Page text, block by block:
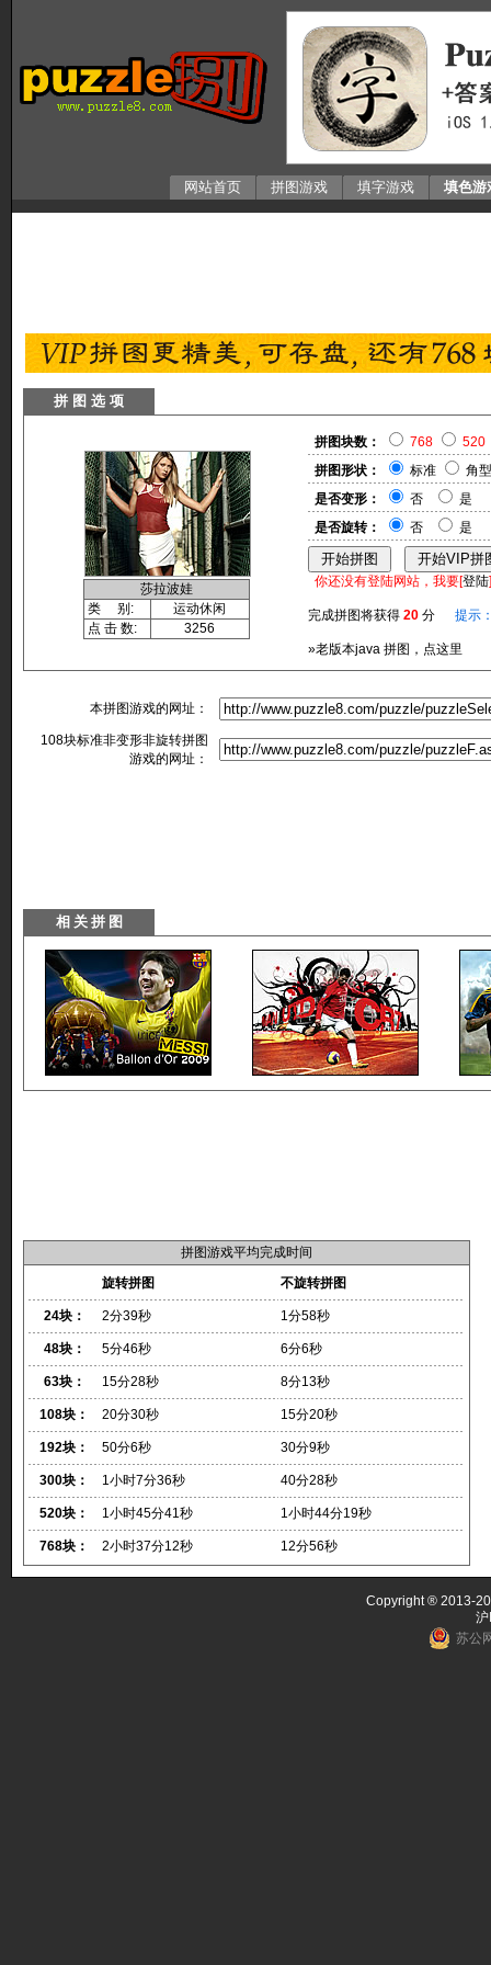
网站首页 拼图游戏 填字游戏 填色游
拼 图 选 项
莎拉波娃
类 别:
运动休闲
点 击 数:
3256
拼图块数： 768
520
拼图形状：
标准
角型
是否变形：
否
是
是否旋转：
否 是
你还没有登陆网站，我要[登陆
完成拼图将获得 20 分 提示
»老版本java 拼图，点这里
本拼图游戏的网址：
108块标准非变形非旋转拼图
游戏的网址：
拼图游戏平均完成时间
旋转拼图
不旋转拼图
24块： 2分39秒 1分58秒
48块： 5分46秒 6分6秒
63块： 15分28秒 8分13秒
108块： 20分30秒 15分20秒
192块： 50分6秒 30分9秒
300块： 1小时7分36秒 40分28秒
520块： 1小时45分41秒 1小时44分19秒
768块： 2小时37分12秒 12分56秒
Copyright ® 2013-
苏公